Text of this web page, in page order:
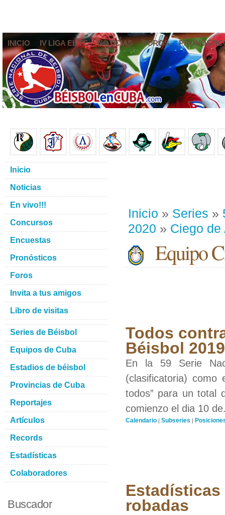
INICIO IV LIGA ELITE NOTICIAS FOROS
Inicio » Series »
2020 » Ciego de
Equipo
Todos
Béisbol
En la 59 Serie
(clasificatoria) como
todos” para un total
comienzo el dia 10
Calendario | Subseries |
Estadísticas
robadas
Inicio
Noticias
En vivo!!!
Concursos
Encuestas
Pronósticos
Foros
Invita a tus amigos
Libro de visitas
Series de Béisbol
Equipos de Cuba
Estadios de béisbol
Provincias de Cuba
Reportajes
Artículos
Records
Estadísticas
Colaboradores
Buscador